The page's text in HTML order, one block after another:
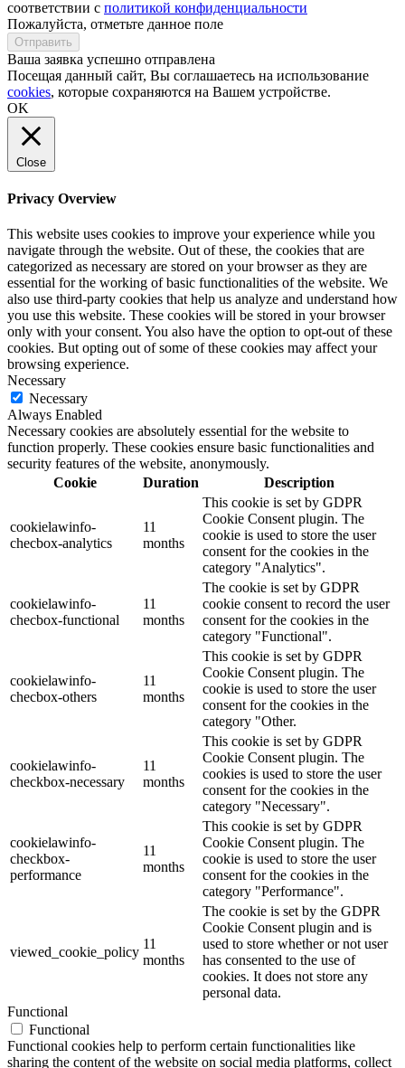
соответствии с политикой конфиденциальности
Пожалуйста, отметьте данное поле
Отправить
Ваша заявка успешно отправлена
Посещая данный сайт, Вы соглашаетесь на использование
cookies, которые сохраняются на Вашем устройстве.
OK
Close
Privacy Overview
This website uses cookies to improve your experience while you
navigate through the website. Out of these, the cookies that are
categorized as necessary are stored on your browser as they are
essential for the working of basic functionalities of the website. We
also use third-party cookies that help us analyze and understand how
you use this website. These cookies will be stored in your browser
only with your consent. You also have the option to opt-out of these
cookies. But opting out of some of these cookies may affect your
browsing experience.
Necessary
Necessary
Always Enabled
Necessary cookies are absolutely essential for the website to
function properly. These cookies ensure basic functionalities and
security features of the website, anonymously.
Cookie
Duration Description
cookielawinfo-
checbox-analytics
11
months
This cookie is set by GDPR
Cookie Consent plugin. The
cookie is used to store the user
consent for the cookies in the
category "Analytics".
cookielawinfo-
checbox-functional
11
months
The cookie is set by GDPR
cookie consent to record the user
consent for the cookies in the
category "Functional".
cookielawinfo-
checbox-others
11
months
This cookie is set by GDPR
Cookie Consent plugin. The
cookie is used to store the user
consent for the cookies in the
category "Other.
cookielawinfo-
checkbox-necessary
11
months
This cookie is set by GDPR
Cookie Consent plugin. The
cookies is used to store the user
consent for the cookies in the
category "Necessary".
cookielawinfo-
checkbox-
performance
11
months
This cookie is set by GDPR
Cookie Consent plugin. The
cookie is used to store the user
consent for the cookies in the
category "Performance".
viewed_cookie_policy
11
months
The cookie is set by the GDPR
Cookie Consent plugin and is
used to store whether or not user
has consented to the use of
cookies. It does not store any
personal data.
Functional
Functional
Functional cookies help to perform certain functionalities like
sharing the content of the website on social media platforms, collect